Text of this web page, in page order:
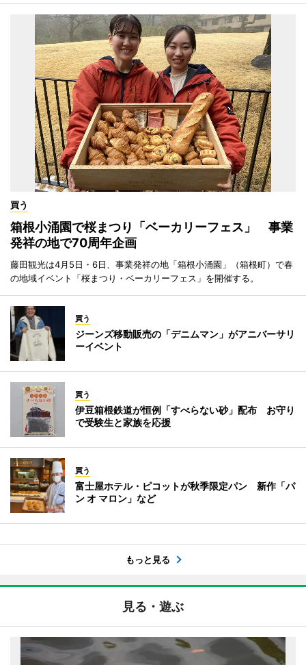
買う
箱根小涌園で桜まつり「ベーカリーフェス」 事業
発祥の地で70周年企画
藤田観光は4月5日・6日、事業発祥の地「箱根小涌園」（箱根町）で春
の地域イベント「桜まつり・ベーカリーフェス」を開催する。
買う
ジーンズ移動販売の「デニムマン」がアニバーサリ
ーイベント
買う
伊豆箱根鉄道が恒例「すべらない砂」配布 お守り
で受験生と家族を応援
買う
富士屋ホテル・ピコットが秋季限定パン 新作「パ
ン オ マロン」など
もっと見る
見る・遊ぶ